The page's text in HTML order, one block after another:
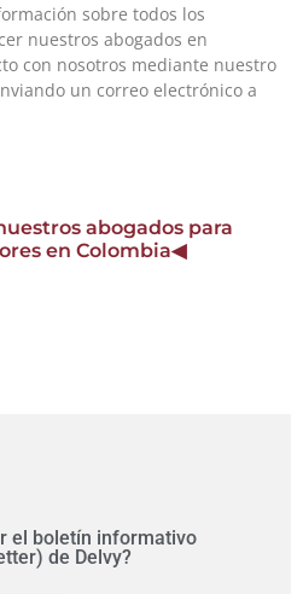
sobre todos los
nuestros abogados en
con nosotros mediante nuestro
un correo electrónico a
abogados para
en Colombia◀
el boletín informativo
de Delvy?